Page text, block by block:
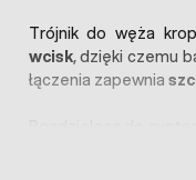
Trójnik do węża
wcisk, dzięki czemu
łączenia zapewnia